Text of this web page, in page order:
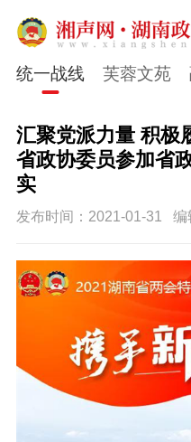
统一战线 芙蓉文苑
汇聚党派力量 积
省政协委员参加省
实
发布时间：2021-01-31 编